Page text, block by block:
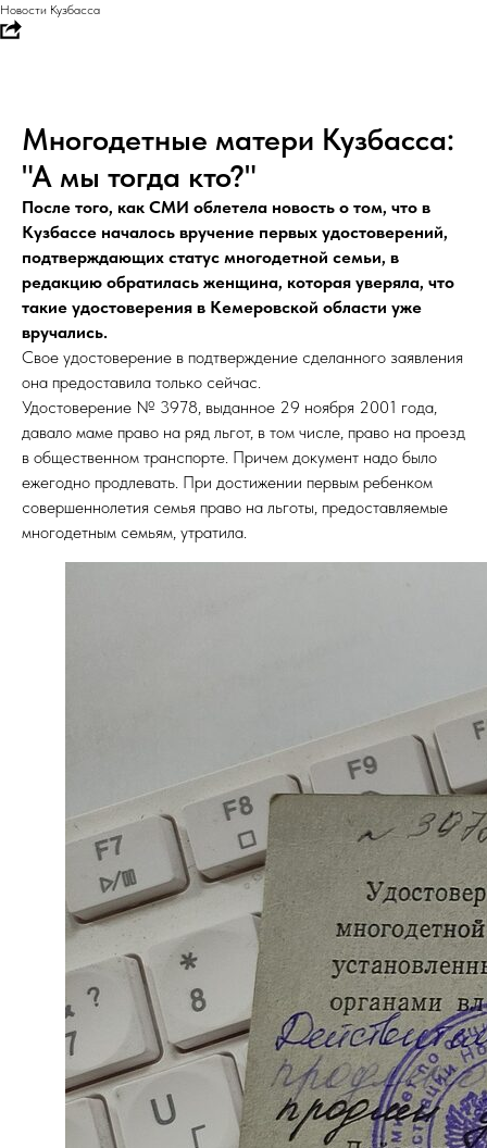
Новости Кузбасса
Многодетные матери Кузбасса:
"А мы тогда кто?"
После того, как СМИ облетела новость о том, что в
Кузбассе началось вручение первых удостоверений,
подтверждающих статус многодетной семьи, в
редакцию обратилась женщина, которая уверяла, что
такие удостоверения в Кемеровской области уже
вручались.
Свое удостоверение в подтверждение сделанного заявления
она предоставила только сейчас.
Удостоверение № 3978, выданное 29 ноября 2001 года,
давало маме право на ряд льгот, в том числе, право на проезд
в общественном транспорте. Причем документ надо было
ежегодно продлевать. При достижении первым ребенком
совершеннолетия семья право на льготы, предоставляемые
многодетным семьям, утратила.